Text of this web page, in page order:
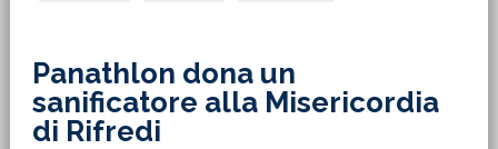
Panathlon dona un
sanificatore alla Misericordia
di Rifredi